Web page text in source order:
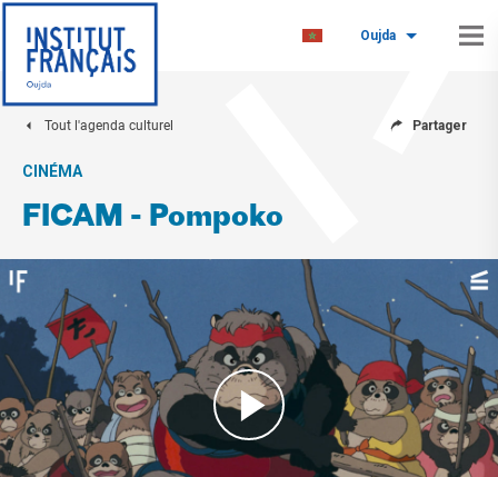
Oujda
Tout l'agenda culturel Partager
CINÉMA
FICAM - Pompoko